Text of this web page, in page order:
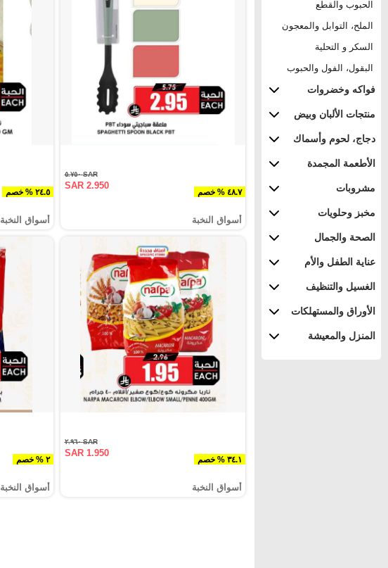
الحبوب والقطع
الملح، التوابل والمعجون
السكر و التحلية
البقول، الفول والحبوب
فواكه وخضروات
منتجات الألبان وبيض
دجاج، لحوم وأسماك
الأطعمة المجمدة
مشروبات
مخبز وحلويات
الصحة والجمال
عناية الطفل والأم
الغسيل والتنظيف
الأوراق والمستهلكات
المنزل والمعيشة
٤٨.٧ % خصم
SAR ٥.٧٥٠
SAR 2.950
أسواق النخبة
٢٤.٥ % خصم
أسواق النخبة
٣٤.١ % خصم
SAR ٢.٩٦٠
SAR 1.950
أسواق النخبة
٢ % خصم
أسواق النخبة